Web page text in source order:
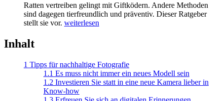
Ratten vertreiben gelingt mit Giftködern. Andere Methoden
sind dagegen tierfreundlich und präventiv. Dieser Ratgeber
stellt sie vor. weiterlesen
Inhalt
1 Tipps für nachhaltige Fotografie
1.1 Es muss nicht immer ein neues Modell sein
1.2 Investieren Sie statt in eine neue Kamera lieber in
Know-how